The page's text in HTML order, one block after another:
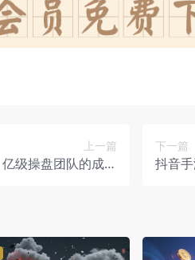
上一篇
级操盘团队的成长
下一篇
抖音